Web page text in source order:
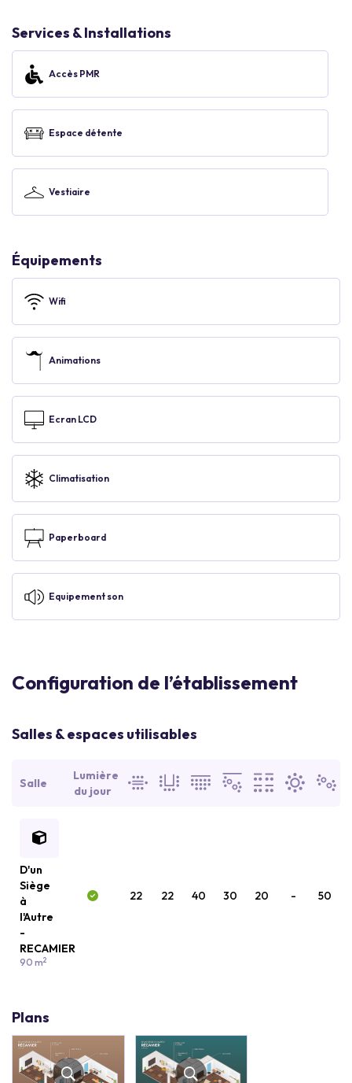
Services & Installations
Accès PMR
Espace détente
Vestiaire
Équipements
Wifi
Animations
Ecran LCD
Climatisation
Paperboard
Equipement son
Configuration de l’établissement
Salles & espaces utilisables
Salle
Lumière
du jour
D'un
Siège
à
l'Autre
-
RECAMIER
90 m2
22 22 40 30 20 - 50
Plans